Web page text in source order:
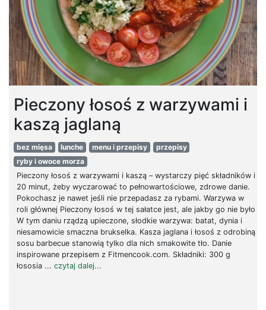
Pieczony łosoś z warzywami i
kaszą jaglaną
bez mięsa lunche menu i przepisy
przepisy
ryby i owoce morza
Pieczony łosoś z warzywami i kaszą – wystarczy pięć składników i
20 minut, żeby wyczarować to pełnowartościowe, zdrowe danie.
Pokochasz je nawet jeśli nie przepadasz za rybami. Warzywa w
roli głównej Pieczony łosoś w tej sałatce jest, ale jakby go nie było
W tym daniu rządzą upieczone, słodkie warzywa: batat, dynia i
niesamowicie smaczna brukselka. Kasza jaglana i łosoś z odrobiną
sosu barbecue stanowią tylko dla nich smakowite tło. Danie
inspirowane przepisem z Fitmencook.com. Składniki: 300 g
łososia ... czytaj dalej...